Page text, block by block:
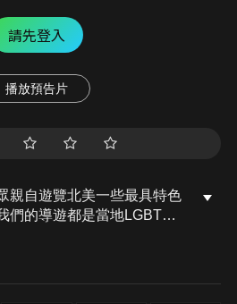
請先登入
播放預告片
親自遊覽北美一些最具特色
們的導遊都是當地LGBT社